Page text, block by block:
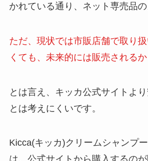
かれている通り、ネット専売品の
ただ、現状では市販店舗で取り
くても、未来的には販売されるか
とは言え、キッカ公式サイトよ
とは考えにくいです。
Kicca(キッカ)クリームシャンプ